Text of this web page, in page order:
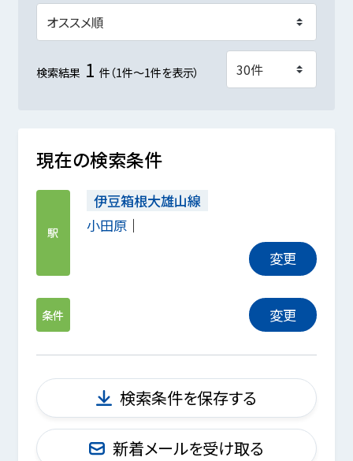
検索結果 1 件（1件～1件を表示）
現在の検索条件
駅
伊豆箱根大雄山線
小田原
変更
条件 変更
検索条件を保存する
新着メールを受け取る